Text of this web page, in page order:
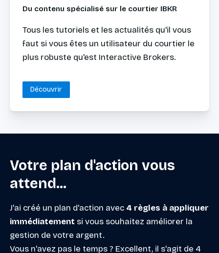
Du contenu spécialisé sur le courtier IBKR
Tous les tutoriels et les actualités qu'il vous
faut si vous êtes un utilisateur du courtier le
plus robuste qu'est Interactive Brokers.
Découvrir
Votre plan d'action vous
attend...
J'ai créé un plan d'action avec 4 règles à appliquer
immédiatement si vous souhaitez améliorer la
gestion de votre argent.
Vous n'avez pas le temps ? Excellent, il s'agit de 4